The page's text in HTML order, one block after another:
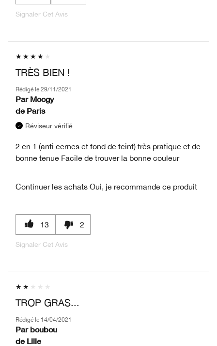
Signaler Cet Avis
TRÈS BIEN !
Rédigé le 29/11/2021
Par Moogy
de Paris
Réviseur vérifié
2 en 1 (anti cernes et fond de teint) très pratique et de
bonne tenue Facile de trouver la bonne couleur
Continuer les achats Oui, je recommande ce produit
13 2
Signaler Cet Avis
TROP GRAS...
Rédigé le 14/04/2021
Par boubou
de Lille